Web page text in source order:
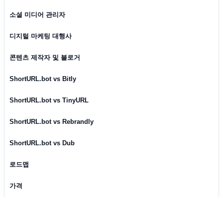
소셜 미디어 관리자
디지털 마케팅 대행사
콘텐츠 제작자 및 블로거
ShortURL.bot vs Bitly
ShortURL.bot vs TinyURL
ShortURL.bot vs Rebrandly
ShortURL.bot vs Dub
로드맵
가격